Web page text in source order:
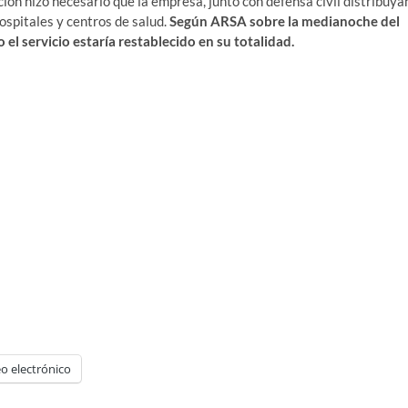
y centros de salud.Según ARSA sobre la medianoche del
el servicio estaría restablecido en su totalidad.
electrónico